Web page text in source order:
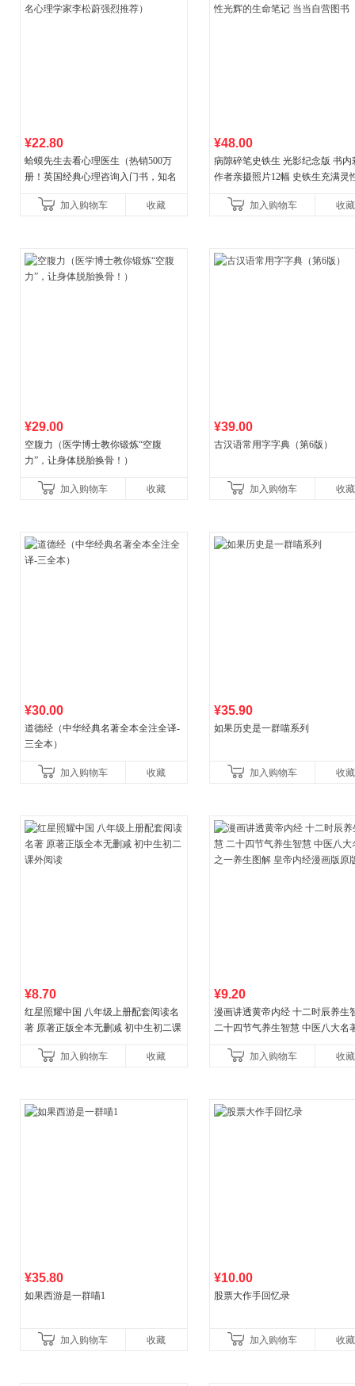
¥22.80
蛤蟆先生去看心理医生（热销500万
册！英国经典心理咨询入门书，知名
加入购物车
收藏
¥48.00
病隙碎笔史铁生 光影纪念版 书内
作者亲摄照片12幅 史铁生充满灵
加入购物车
收藏
¥29.00
空腹力（医学博士教你锻炼“空腹
力”，让身体脱胎换骨！）
加入购物车 收藏
¥39.00
古汉语常用字字典（第6版）
加入购物车 收藏
¥30.00
道德经（中华经典名著全本全注全译-
三全本）
加入购物车 收藏
¥35.90
如果历史是一群喵系列
加入购物车 收藏
¥8.70
红星照耀中国 八年级上册配套阅读名
著 原著正版全本无删减 初中生初二课
加入购物车
收藏
¥9.20
漫画讲透黄帝内经 十二时辰养生
二十四节气养生智慧 中医八大名
加入购物车
收藏
¥35.80
如果西游是一群喵1
加入购物车 收藏
¥10.00
股票大作手回忆录
加入购物车 收藏